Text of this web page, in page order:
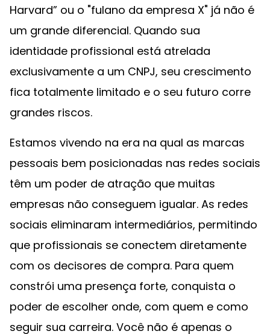
Harvard” ou o "fulano da empresa X" já não é
um grande diferencial. Quando sua
identidade profissional está atrelada
exclusivamente a um CNPJ, seu crescimento
fica totalmente limitado e o seu futuro corre
grandes riscos.
Estamos vivendo na era na qual as marcas
pessoais bem posicionadas nas redes sociais
têm um poder de atração que muitas
empresas não conseguem igualar. As redes
sociais eliminaram intermediários, permitindo
que profissionais se conectem diretamente
com os decisores de compra. Para quem
constrói uma presença forte, conquista o
poder de escolher onde, com quem e como
seguir sua carreira. Você não é apenas o